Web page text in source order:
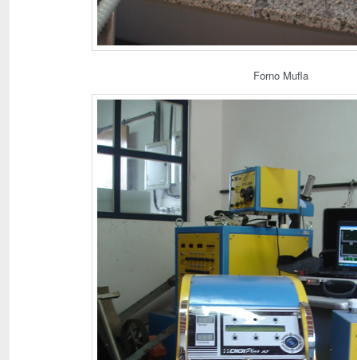
Forno Mufla